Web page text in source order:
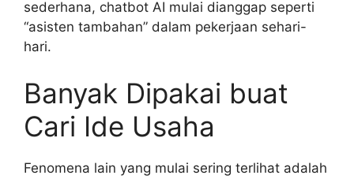
sederhana, chatbot AI mulai dianggap seperti
“asisten tambahan” dalam pekerjaan sehari-
hari.
Banyak Dipakai buat
Cari Ide Usaha
Fenomena lain yang mulai sering terlihat adalah